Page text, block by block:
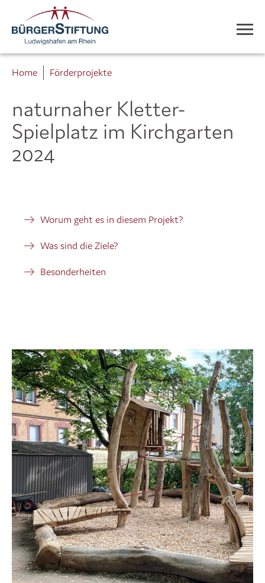
Home Förderprojekte
naturnaher Kletter-
Spielplatz im Kirchgarten
2024
Worum geht es in diesem Projekt?
Was sind die Ziele?
Besonderheiten